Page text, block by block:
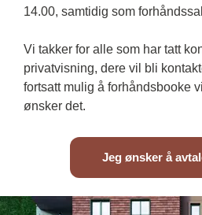
14.00, samtidig som
Vi takker for alle som har tatt
privatvisning, dere vil bli
fortsatt mulig å forhåndsbooke
ønsker det.
Jeg ønsker å